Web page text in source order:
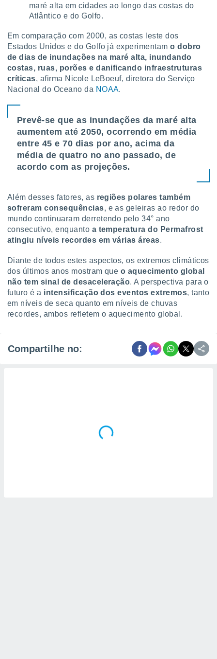
maré alta em cidades ao longo das costas do
Atlântico e do Golfo.
Em comparação com 2000, as costas leste dos
Estados Unidos e do Golfo já experimentamo dobro
de dias de inundações na maré alta, inundando
costas, ruas, porões e danificando infraestruturas
críticas, afirma Nicole LeBoeuf, diretora do Serviço
Nacional do Oceano da NOAA.
Prevê-se que as inundações da maré alta
aumentem até 2050, ocorrendo em média
entre 45 e 70 dias por ano, acima da
média de quatro no ano passado, de
acordo com as projeções.
Além desses fatores, as regiões polares também
sofreram consequências, e as geleiras ao redor do
mundo continuaram derretendo pelo 34° ano
consecutivo, enquanto a temperatura do Permafrost
atingiu níveis recordes em várias áreas.
Diante de todos estes aspectos, os extremos climáticos
dos últimos anos mostram que o aquecimento global
não tem sinal de desaceleração. A perspectiva para o
futuro é a intensificação dos eventos extremos, tanto
em níveis de seca quanto em níveis de chuvas
recordes, ambos refletem o aquecimento global.
Compartilhe no: